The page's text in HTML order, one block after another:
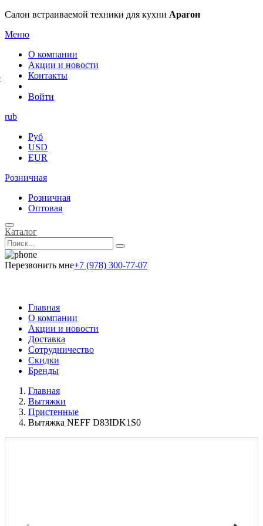
Салон встраиваемой техники для кухни Арагон
Меню
О компании
Акции и новости
Контакты
Войти
rub
Руб
USD
EUR
Розничная
Розничная
Оптовая
Каталог
Перезвонить мне+7 (978) 300-77-07
Главная
О компании
Акции и новости
Доставка
Сотрудничество
Скидки
Бренды
Главная
Вытяжки
Пристенные
Вытяжка NEFF D83IDK1S0